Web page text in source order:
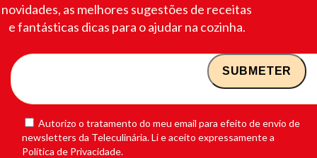
novidades, as melhores sugestões de receitas
e fantásticas dicas para o ajudar na cozinha.
Autorizo o tratamento do meu email para efeito de envio de
newsletters da Teleculinária. Li e aceito expressamente a
Política de Privacidade.